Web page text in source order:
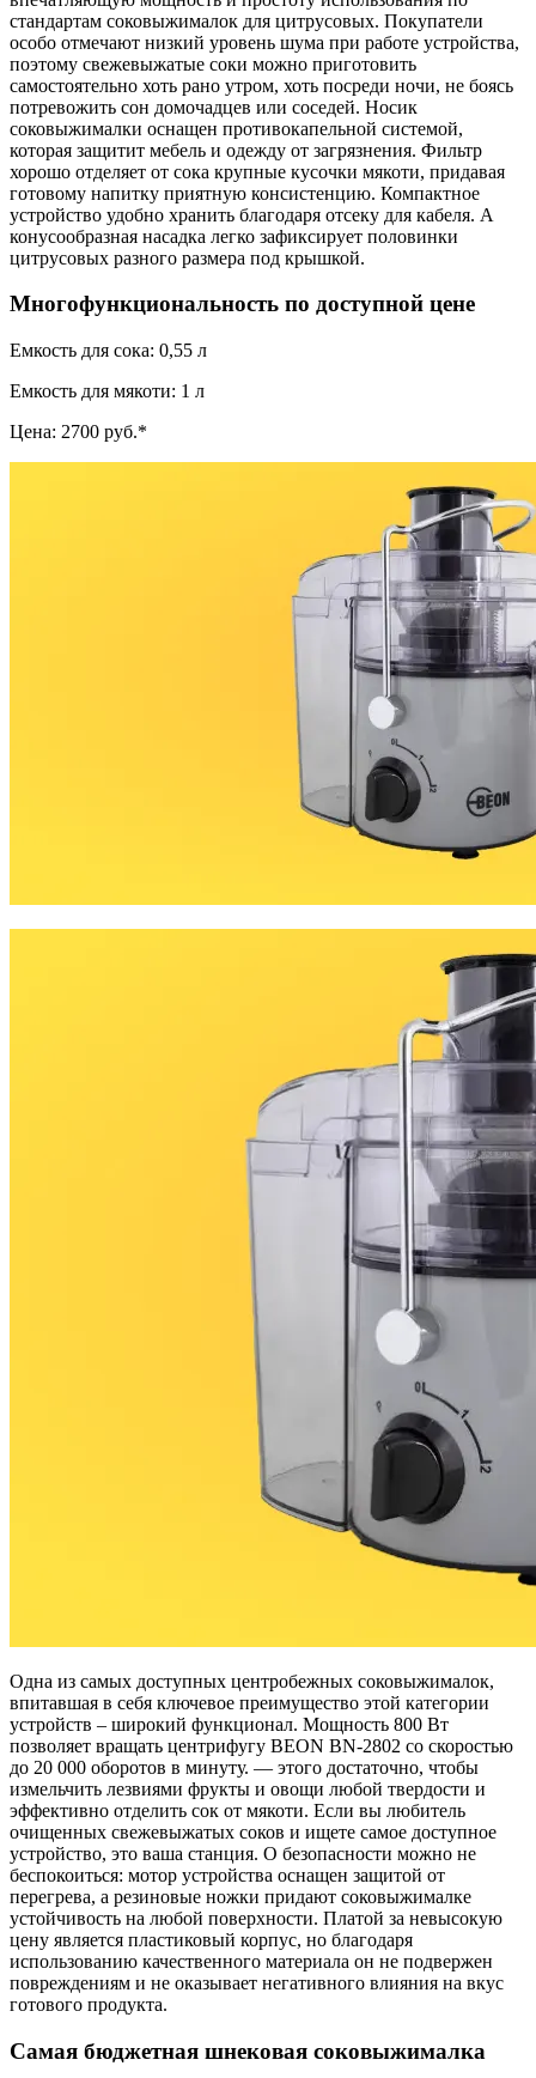
стандартам соковыжималок для цитрусовых. Покупатели
особо отмечают низкий уровень шума при работе устройства,
поэтому свежевыжатые соки можно приготовить
самостоятельно хоть рано утром, хоть посреди ночи, не боясь
потревожить сон домочадцев или соседей. Носик
соковыжималки оснащен противокапельной системой,
которая защитит мебель и одежду от загрязнения. Фильтр
хорошо отделяет от сока крупные кусочки мякоти, придавая
готовому напитку приятную консистенцию. Компактное
устройство удобно хранить благодаря отсеку для кабеля. А
конусообразная насадка легко зафиксирует половинки
цитрусовых разного размера под крышкой.
Многофункциональность по доступной цене
Емкость для сока: 0,55 л
Емкость для мякоти: 1 л
Цена: 2700 руб.*
Одна из самых доступных центробежных соковыжималок,
впитавшая в себя ключевое преимущество этой категории
устройств – широкий функционал. Мощность 800 Вт
позволяет вращать центрифугу BEON BN-2802 со скоростью
до 20 000 оборотов в минуту. — этого достаточно, чтобы
измельчить лезвиями фрукты и овощи любой твердости и
эффективно отделить сок от мякоти. Если вы любитель
очищенных свежевыжатых соков и ищете самое доступное
устройство, это ваша станция. О безопасности можно не
беспокоиться: мотор устройства оснащен защитой от
перегрева, а резиновые ножки придают соковыжималке
устойчивость на любой поверхности. Платой за невысокую
цену является пластиковый корпус, но благодаря
использованию качественного материала он не подвержен
повреждениям и не оказывает негативного влияния на вкус
готового продукта.
Самая бюджетная шнековая соковыжималка